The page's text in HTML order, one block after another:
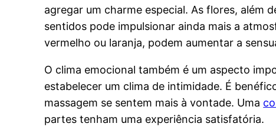
agregar um charme especial. As flores, além
sentidos pode impulsionar ainda mais a
vermelho ou laranja, podem aumentar a
O clima emocional também é um aspecto
estabelecer um clima de intimidade. É
massagem se sentem mais à vontade. Uma
partes tenham uma experiência satisfatória.